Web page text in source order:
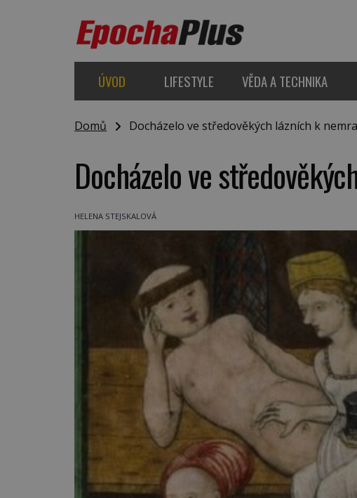
ÚVOD LIFESTYLE VĚDA A TECHNIKA
Domů Docházelo ve středověkých lázních k
Docházelo ve
HELENA STEJSKALOVÁ